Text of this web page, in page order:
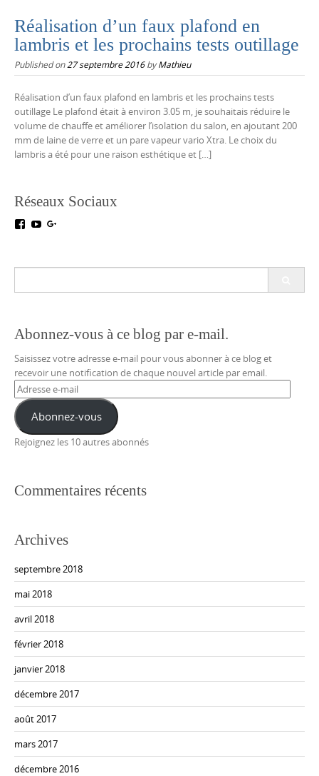
Réalisation d’un faux plafond en
lambris et les prochains tests outillage
Published on27 septembre 2016byMathieu
Réalisation d’un faux plafond en lambris et les prochains tests
outillage Le plafond était à environ 3.05 m, je souhaitais réduire le
volume de chauffe et améliorer l’isolation du salon, en ajoutant 200
mm de laine de verre et un pare vapeur vario Xtra. Le choix du
lambris a été pour une raison esthétique et […]
Réseaux Sociaux
Voir
testoutillage
Facebook
Voir
UC5crr0I4Ey688Hu1IMBwWRA
YouTube
+Test-
sur
Abonnez-vous à ce blog par e-mail.
Saisissez votre adresse e-mail pour vous abonner à ce blog et
recevoir une notification de chaque nouvel article par email.
Adresse
e-
mail Abonnez-vous
Rejoignez les 10 autres abonnés
Commentaires récents
Archives
septembre 2018
mai 2018
avril 2018
février 2018
janvier 2018
décembre 2017
août 2017
mars 2017
décembre 2016